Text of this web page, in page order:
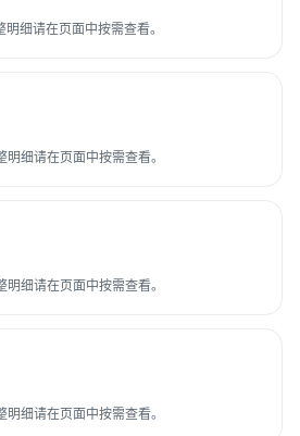
细请在页面中按需查看。
细请在页面中按需查看。
细请在页面中按需查看。
细请在页面中按需查看。